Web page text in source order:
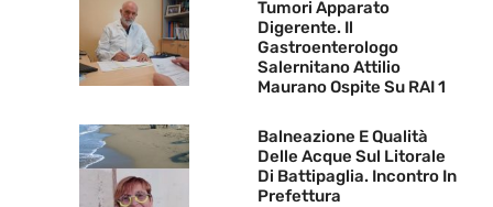
Tumori Apparato
Digerente. Il
Gastroenterologo
Salernitano Attilio
Maurano Ospite Su RAI 1
Balneazione E Qualità
Delle Acque Sul Litorale
Di Battipaglia. Incontro In
Prefettura